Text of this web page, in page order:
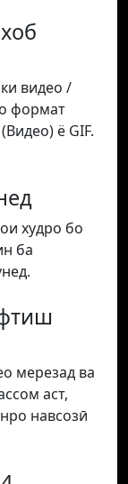
видео /
формат
ё GIF.
худро бо
ба
мерезад ва
аст,
навсозӣ